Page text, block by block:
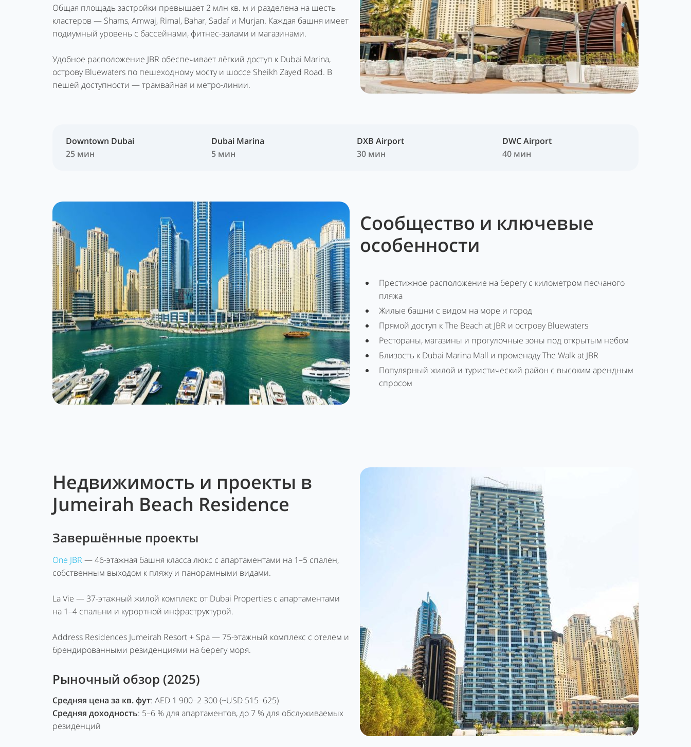
Общая площадь застройки превышает 2 млн кв. м и разделена на шесть
кластеров — Shams, Amwaj, Rimal, Bahar, Sadaf и Murjan. Каждая башня имеет
подиумный уровень с бассейнами, фитнес-залами и магазинами.
Удобное расположение JBR обеспечивает лёгкий доступ к Dubai Marina,
острову Bluewaters по пешеходному мосту и шоссе Sheikh Zayed Road. В
пешей доступности — трамвайная и метро-линии.
Downtown Dubai
25 мин
Dubai Marina
5 мин
DXB Airport
30 мин
DWC Airport
40 мин
Сообщество и ключевые
особенности
Престижное расположение на берегу с километром песчаного
пляжа
Жилые башни с видом на море и город
Прямой доступ к The Beach at JBR и острову Bluewaters
Рестораны, магазины и прогулочные зоны под открытым небом
Близость к Dubai Marina Mall и променаду The Walk at JBR
Популярный жилой и туристический район с высоким арендным
спросом
Недвижимость и проекты в
Jumeirah Beach Residence
Завершённые проекты
One JBR — 46-этажная башня класса люкс с апартаментами на 1–5 спален,
собственным выходом к пляжу и панорамными видами.
La Vie — 37-этажный жилой комплекс от Dubai Properties с апартаментами
на 1–4 спальни и курортной инфраструктурой.
Address Residences Jumeirah Resort + Spa — 75-этажный комплекс с отелем и
брендированными резиденциями на берегу моря.
Рыночный обзор (2025)
Средняя цена за кв. фут: AED 1 900–2 300 (~USD 515–625)
Средняя доходность: 5–6 % для апартаментов, до 7 % для обслуживаемых
резиденций